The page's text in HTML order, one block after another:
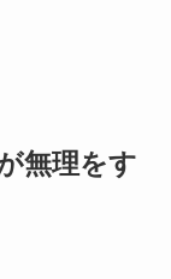
無理をす